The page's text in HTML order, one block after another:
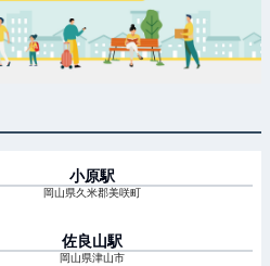
小原駅
岡山県久米郡美咲町
佐良山駅
岡山県津山市